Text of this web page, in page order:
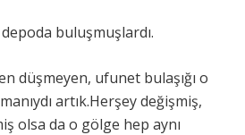
buluşmuşlardı.
düşmeyen, ufunet bulaşığı o
artık.Herşey değişmiş,
olsa da o gölge hep aynı